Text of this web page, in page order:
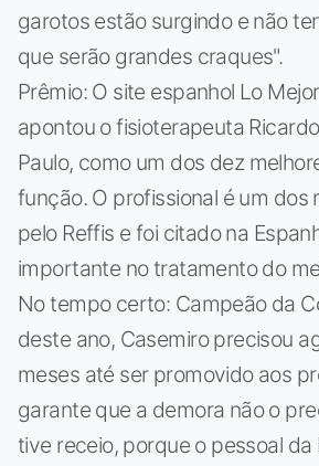
garotos estão surgindo e não
que serão grandes craques".
Prêmio: O site espanhol Lo
apontou o fisioterapeuta
Paulo, como um dos dez
função. O profissional é um dos
pelo Reffis e foi citado na
importante no tratamento do
No tempo certo: Campeão da
deste ano, Casemiro precisou
meses até ser promovido aos
garante que a demora não o
tive receio, porque o pessoal